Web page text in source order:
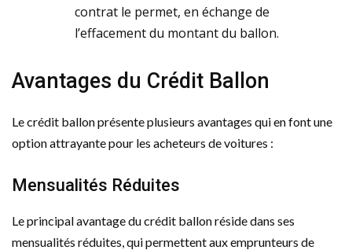
contrat le permet, en échange de
l’effacement du montant du ballon.
Avantages du Crédit Ballon
Le crédit ballon présente plusieurs avantages qui en font une
option attrayante pour les acheteurs de voitures :
Mensualités Réduites
Le principal avantage du crédit ballon réside dans ses
mensualités réduites, qui permettent aux emprunteurs de